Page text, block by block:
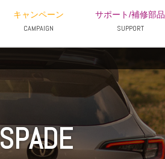
キャンペーン
CAMPAIGN
サポート/補修部品
SUPPORT
SPADE